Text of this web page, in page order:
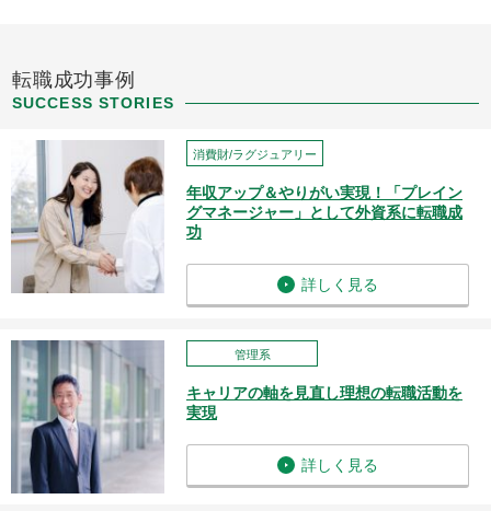
転職成功事例
SUCCESS STORIES
消費財/ラグジュアリー
年収アップ＆やりがい実現！「プレイン
グマネージャー」として外資系に転職成
功
詳しく見る
管理系
キャリアの軸を見直し理想の転職活動を
実現
詳しく見る